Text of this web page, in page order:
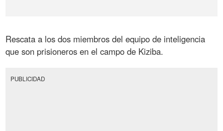
Rescata a los dos miembros del equipo de inteligencia
que son prisioneros en el campo de Kiziba.
PUBLICIDAD